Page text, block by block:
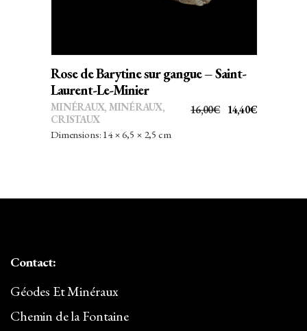
Rose de Barytine sur gangue – Saint-
Laurent-Le-Minier
16,00€
LE
14,40€LE
MINÉRAUX, MINÉRAUX,
CRISTAUX
Dimensions: 14 × 6,5 × 2,5 cm
Contact:
Géodes Et Minéraux
Chemin de la Fontaine